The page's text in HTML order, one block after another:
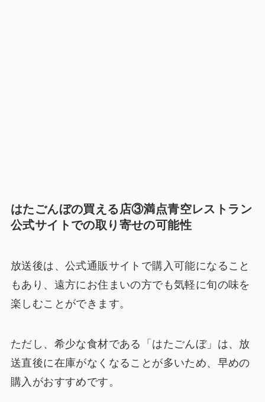
はたごんぼの買える店③満点青空レストラン
公式サイトでの取り寄せの可能性
放送後は、公式通販サイトで購入可能になること
もあり、遠方にお住まいの方でも気軽に旬の味を
楽しむことができます。
ただし、希少な食材である「はたごんぼ」は、放
送直後に在庫がなくなることが多いため、早めの
購入がおすすめです。